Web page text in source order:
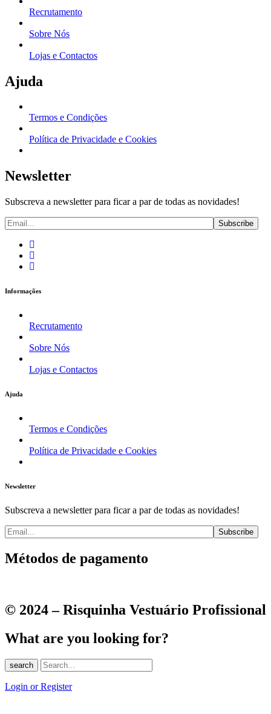
Recrutamento
Sobre Nós
Lojas e Contactos
Ajuda
Termos e Condições
Política de Privacidade e Cookies
Newsletter
Subscreva a newsletter para ficar a par de todas as novidades!
Informações
Recrutamento
Sobre Nós
Lojas e Contactos
Ajuda
Termos e Condições
Política de Privacidade e Cookies
Newsletter
Subscreva a newsletter para ficar a par de todas as novidades!
Métodos de pagamento
© 2024 – Risquinha Vestuário Profissional
What are you looking for?
search
Login or Register